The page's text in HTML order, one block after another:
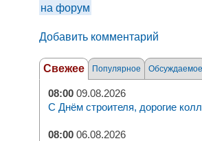
на форум
Добавить комментарий
Свежее Популярное Обсуждаемое
08:00 09.08.2026
С Днём строителя, дорогие
08:00 06.08.2026